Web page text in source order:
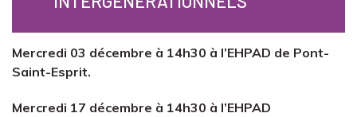
Mercredi 03 décembre à 14h30 à l’EHPAD de Pont-
Saint-Esprit.
Mercredi 17 décembre à 14h30 à l’EHPAD